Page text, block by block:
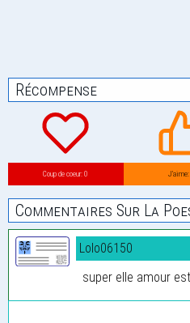
Récompense
Coup de coeur: 0
Commentaires Sur La
Lolo06150
super elle amour